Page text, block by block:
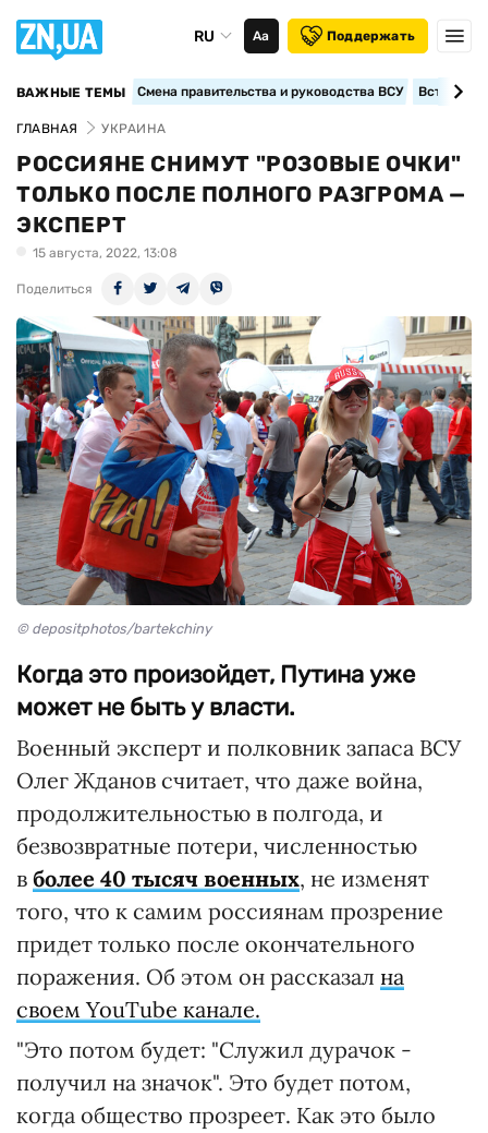
RU Аа Поддержать
ВАЖНЫЕ ТЕМЫ Смена правительства и руководства ВСУ
ГЛАВНАЯ УКРАИНА
РОССИЯНЕ СНИМУТ "РОЗОВЫЕ ОЧКИ"
ТОЛЬКО ПОСЛЕ ПОЛНОГО РАЗГРОМА —
ЭКСПЕРТ
15 августа, 2022, 13:08
Поделиться
© depositphotos/bartekchiny
Когда это произойдет, Путина уже
может не быть у власти.
Военный эксперт и полковник запаса ВСУ
Олег Жданов считает, что даже война,
продолжительностью в полгода, и
безвозвратные потери, численностью
в более 40 тысяч военных, не изменят
того, что к самим россиянам прозрение
придет только после окончательного
поражения. Об этом он рассказал на
своем YouTube канале.
"Это потом будет: "Служил дурачок -
получил на значок". Это будет потом,
когда общество прозреет. Как это было